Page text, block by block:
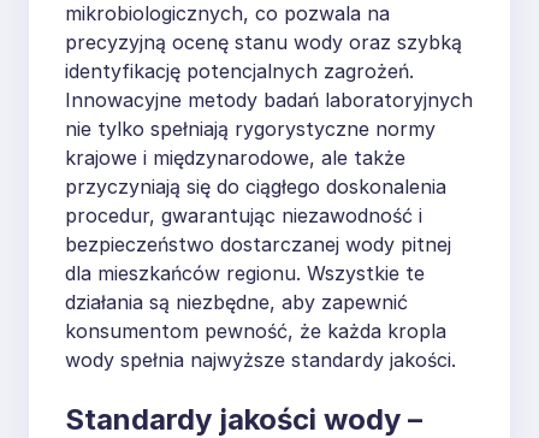
mikrobiologicznych, co pozwala na
precyzyjną ocenę stanu wody oraz szybką
identyfikację potencjalnych zagrożeń.
Innowacyjne metody badań laboratoryjnych
nie tylko spełniają rygorystyczne normy
krajowe i międzynarodowe, ale także
przyczyniają się do ciągłego doskonalenia
procedur, gwarantując niezawodność i
bezpieczeństwo dostarczanej wody pitnej
dla mieszkańców regionu. Wszystkie te
działania są niezbędne, aby zapewnić
konsumentom pewność, że każda kropla
wody spełnia najwyższe standardy jakości.
Standardy jakości wody –